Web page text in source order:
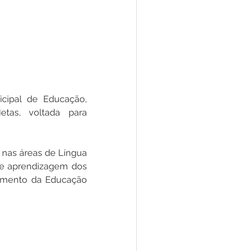
de Educação,
voltada para
áreas de Língua
aprendizagem dos
da Educação